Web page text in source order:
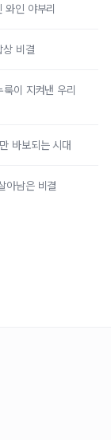
인 야부리
비결
이 지켜낸 우리
바보되는 시대
아남은 비결